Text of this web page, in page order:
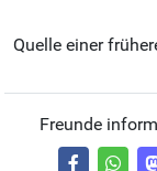
Quelle einer
Freunde